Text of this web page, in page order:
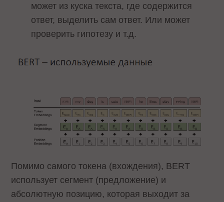
может из куска текста, где содержится
ответ, выделить сам ответ. Или может
проверить гипотезу и т.д.
Помимо самого токена (вхождения), BERT
использует сегмент (предложение) и
абсолютную позицию, которая выходит за